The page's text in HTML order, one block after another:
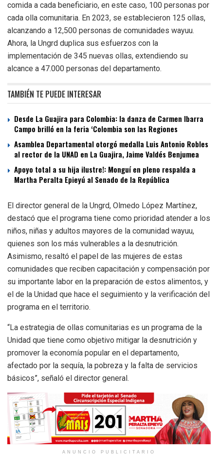
comida a cada beneficiario, en este caso, 100 personas por
cada olla comunitaria. En 2023, se establecieron 125 ollas,
alcanzando a 12,500 personas de comunidades wayuu.
Ahora, la Ungrd duplica sus esfuerzos con la
implementación de 345 nuevas ollas, extendiendo su
alcance a 47.000 personas del departamento.
TAMBIÉN TE PUEDE INTERESAR
Desde La Guajira para Colombia: la danza de Carmen Ibarra
Campo brilló en la feria ‘Colombia son las Regiones
Asamblea Departamental otorgó medalla Luis Antonio Robles
al rector de la UNAD en La Guajira, Jaime Valdés Benjumea
Apoyo total a su hija ilustre!: Monguí en pleno respalda a
Martha Peralta Epieyú al Senado de la República
El director general de la Ungrd, Olmedo López Martínez,
destacó que el programa tiene como prioridad atender a los
niños, niñas y adultos mayores de la comunidad wayuu,
quienes son los más vulnerables a la desnutrición.
Asimismo, resaltó el papel de las mujeres de estas
comunidades que reciben capacitación y compensación por
su importante labor en la preparación de estos alimentos, y
el de la Unidad que hace el seguimiento y la verificación del
programa en el territorio.
“La estrategia de ollas comunitarias es un programa de la
Unidad que tiene como objetivo mitigar la desnutrición y
promover la economía popular en el departamento,
afectado por la sequía, la pobreza y la falta de servicios
básicos”, señaló el director general.
ANUNCIO PUBLICITARIO